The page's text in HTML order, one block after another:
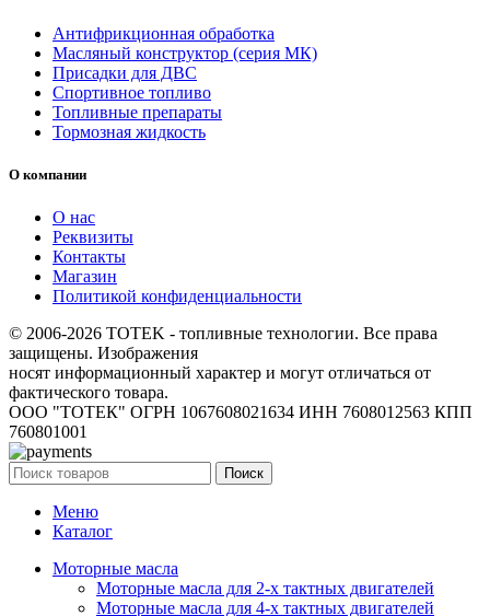
Антифрикционная обработка
Масляный конструктор (серия МК)
Присадки для ДВС
Спортивное топливо
Топливные препараты
Тормозная жидкость
О компании
О нас
Реквизиты
Контакты
Магазин
Политикой конфиденциальности
© 2006-2026 TOTEK - топливные технологии. Все права
защищены. Изображения
носят информационный характер и могут отличаться от
фактического товара.
ООО "ТОТЕК" ОГРН 1067608021634 ИНН 7608012563 КПП
760801001
Поиск
Меню
Каталог
Моторные масла
Моторные масла для 2-х тактных двигателей
Моторные масла для 4-х тактных двигателей